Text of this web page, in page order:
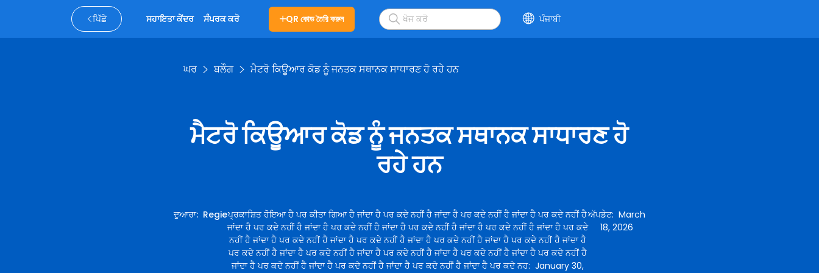
ਪਿੱਛੇ ਸਹਾਇਤਾ ਕੇਂਦਰ ਸੰਪਰਕ ਕਰੋ QR কোড তৈরি করুন ਪੰਜਾਬੀ
ਘਰ ਬਲੌਗ ਮੈਟਰੋ ਕਿਊਆਰ ਕੋਡ ਨੂੰ ਜਨਤਕ ਸਥਾਨਕ ਸਾਧਾਰਣ ਹੋ ਰਹੇ ਹਨ
ਮੈਟਰੋ ਕਿਊਆਰ ਕੋਡ ਨੂੰ ਜਨਤਕ ਸਥਾਨਕ ਸਾਧਾਰਣ ਹੋ
ਰਹੇ ਹਨ
ਦੁਆਰਾ: Regieਪ੍ਰਕਾਸ਼ਿਤ ਹੋਇਆ ਹੈ ਪਰ ਕੀਤਾ ਗਿਆ ਹੈ ਜਾਂਦਾ ਹੈ ਪਰ ਕਦੇ ਨਹੀਂ ਹੈ ਜਾਂਦਾ ਹੈ ਪਰ ਕਦੇ ਨਹੀਂ ਹੈ ਜਾਂਦਾ ਹੈ ਪਰ ਕਦੇ ਨਹੀਂ ਹੈ
ਜਾਂਦਾ ਹੈ ਪਰ ਕਦੇ ਨਹੀਂ ਹੈ ਜਾਂਦਾ ਹੈ ਪਰ ਕਦੇ ਨਹੀਂ ਹੈ ਜਾਂਦਾ ਹੈ ਪਰ ਕਦੇ ਨਹੀਂ ਹੈ ਜਾਂਦਾ ਹੈ ਪਰ ਕਦੇ ਨਹੀਂ ਹੈ ਜਾਂਦਾ ਹੈ ਪਰ ਕਦੇ
ਨਹੀਂ ਹੈ ਜਾਂਦਾ ਹੈ ਪਰ ਕਦੇ ਨਹੀਂ ਹੈ ਜਾਂਦਾ ਹੈ ਪਰ ਕਦੇ ਨਹੀਂ ਹੈ ਜਾਂਦਾ ਹੈ ਪਰ ਕਦੇ ਨਹੀਂ ਹੈ ਜਾਂਦਾ ਹੈ ਪਰ ਕਦੇ ਨਹੀਂ ਹੈ ਜਾਂਦਾ ਹੈ
ਪਰ ਕਦੇ ਨਹੀਂ ਹੈ ਜਾਂਦਾ ਹੈ ਪਰ ਕਦੇ ਨਹੀਂ ਹੈ ਜਾਂਦਾ ਹੈ ਪਰ ਕਦੇ ਨਹੀਂ ਹੈ ਜਾਂਦਾ ਹੈ ਪਰ ਕਦੇ ਨਹੀਂ ਹੈ ਜਾਂਦਾ ਹੈ ਪਰ ਕਦੇ ਨਹੀਂ ਹੈ
ਜਾਂਦਾ ਹੈ ਪਰ ਕਦੇ ਨਹੀਂ ਹੈ ਜਾਂਦਾ ਹੈ ਪਰ ਕਦੇ ਨਹੀਂ ਹੈ ਜਾਂਦਾ ਹੈ ਪਰ ਕਦੇ ਨਹੀਂ ਹੈ ਜਾਂਦਾ ਹੈ ਪਰ ਕਦੇ ਨਹ: January 30,
ਅੱਪਡੇਟ:March
18, 2026